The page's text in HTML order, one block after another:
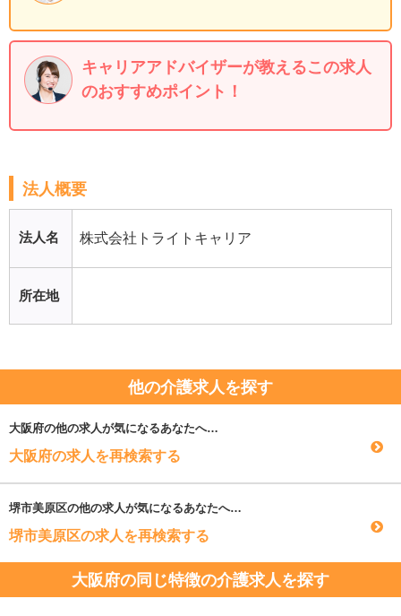
キャリアアドバイザーが教えるこの求人
のおすすめポイント！
法人概要
法人名 株式会社トライトキャリア
所在地
他の介護求人を探す
大阪府の他の求人が気になるあなたへ…
大阪府の求人を再検索する
堺市美原区の他の求人が気になるあなたへ…
堺市美原区の求人を再検索する
大阪府の同じ特徴の介護求人を探す